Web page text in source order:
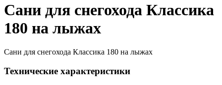
Сани для снегохода Классика
180 на лыжах
Сани для снегохода Классика 180 на лыжах
Технические характеристики